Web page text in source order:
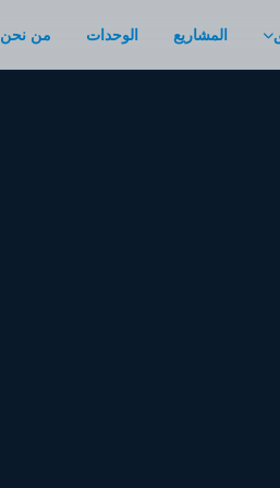
المشاريع الوحدات من نحن